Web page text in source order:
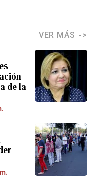
VER MÁS
de la